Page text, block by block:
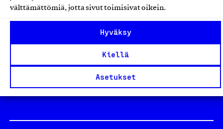
välttämättömiä, jotta sivut toimisivat oikein.
Hyväksy
Kiellä
Asetukset
Design From Finland
Yhteiskunnallinen Yritys -merkki